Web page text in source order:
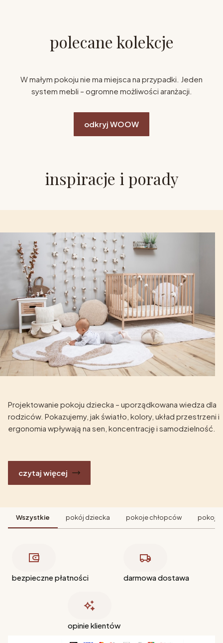
polecane kolekcje
W małym pokoju nie ma miejsca na przypadki. Jeden
system mebli – ogromne możliwości aranżacji.
odkryj WOOW
inspiracje i porady
Projektowanie pokoju dziecka – uporządkowana wiedza dla
rodziców. Pokazujemy, jak światło, kolory, układ przestrzeni i
ergonomia wpływają na sen, koncentrację i samodzielność.
czytaj więcej
Wszystkie pokój dziecka pokoje chłopców pokoje
bezpieczne płatności darmowa dostawa
opinie klientów